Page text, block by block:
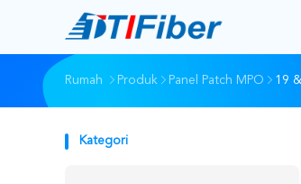
Rumah Produk Panel Patch MPO 19
Kategori